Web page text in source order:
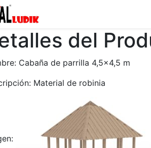
del
Cabaña de parrilla 4,5×4,5 m
Material de robinia